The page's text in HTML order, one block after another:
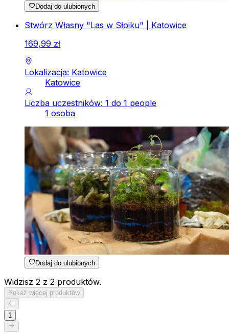
Dodaj do ulubionych
Stwórz Własny "Las w Słoiku" | Katowice
169,99 zł
Lokalizacja: Katowice
Katowice
Liczba uczestników: 1 do 1 people
1 osoba
Dodaj do ulubionych
Widzisz 2 z 2 produktów.
Pokaż więcej produktów
1